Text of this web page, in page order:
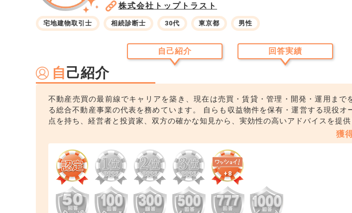
株式会社トップトラスト
宅地建物取引士 相続診断士 30代 東京都 男性
自己紹介 回答実績
自己紹介
不動産売買の最前線でキャリアを築き、現在は売買・賃貸・管理・開発・運用まで
る総合不動産事業の代表を務めています。 自らも収益物件を保有・運営する現役オ
点を持ち、経営者と投資家、双方の確かな知見から、実効性の高いアドバイスを提供
獲
+8